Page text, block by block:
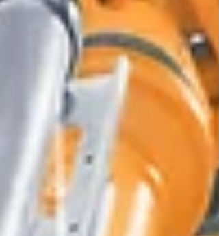
lesquels il aura à travailler, et que pour
savoir quelles étaient véritablement
leur opinion